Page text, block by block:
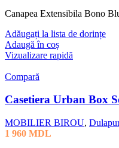
Canapea Extensibila Bono
Adăugați la lista de dorințe
Adaugă în coș
Vizualizare rapidă
Compară
Casetiera Urban Box
MOBILIER BIROU,
1 960 MDL